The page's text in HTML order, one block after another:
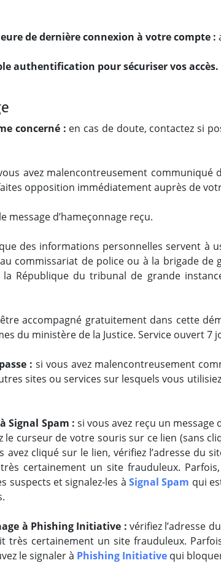
de dernière connexion à votre compte :
authentification pour sécuriser vos accès.
concerné : en cas de doute, contactez si
avez malencontreusement communiqué
opposition immédiatement auprès de
message d’hameçonnage reçu.
des informations personnelles servent
commissariat de police ou à la brigade
République du tribunal de grande
accompagné gratuitement dans cette
du ministère de la Justice. Service ouvert 7
: si vous avez malencontreusement
sites ou services sur lesquels vous
Signal Spam :si vous avez reçu un
curseur de votre souris sur ce lien (sans
avez cliqué sur le lien, vérifiez l’adresse du
certainement un site frauduleux.
suspects et signalez-les à Signal Spam qui
à Phishing Initiative : vérifiez l’adresse
très certainement un site frauduleux.
le signaler à Phishing Initiative qui